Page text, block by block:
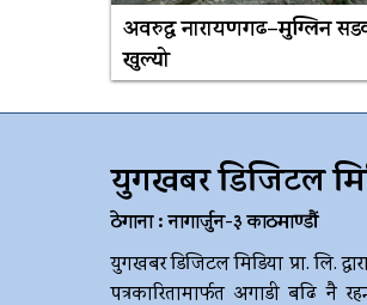
अवरुद्ध नारायणगढ–मुग्लिन
खुल्यो
युगखबर डिजिटल
ठेगाना : नागार्जुन-३ काठमाण्डौं
युगखबर डिजिटल मिडिया प्रा. लि.
पत्रकारितामार्फत अगाडी बढि नै